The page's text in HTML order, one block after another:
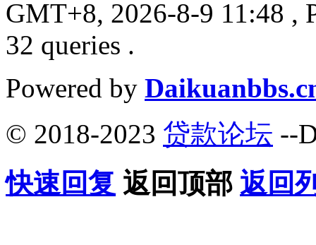
GMT+8, 2026-8-9 11:48 ,
32 queries .
Powered by
© 2018-2023 贷款论坛 --
快速回复 返回顶部 返回